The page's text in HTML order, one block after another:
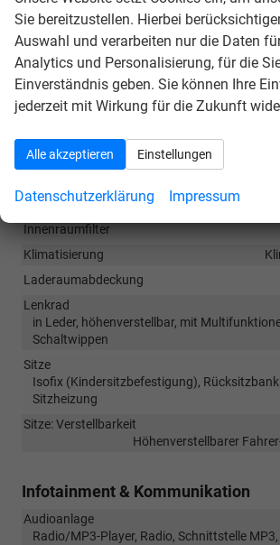
Autoist jedoch eineNavigationüber
Smartphone-Apps (z.B. Google
Karten) über den
Fahrzeugbildschirm
Armlehnen
Fensterheber
Innenraumfilter
Klimatisierung
Laderaumabdeckung
Lenkrad
in Leder, höhenverstellbar, mit
Schaltwippen
Sitze
Isofix (Kindersitzbefestigung),
Sitzheizung
Sitze: Verstellbarkeit
Höhenverstellbarer
Infotainment & Kommunikation
Audioanlage
Radio/MP3-Player, Radio, Schnittstelle
Sie bereitzustellen. Hierbei
Auswahl und verarbeiten nur die Daten
Analytics und Personalisierung, für die
Einverständnis geben. Sie können Ihre
jederzeit mit Wirkung für die Zukunft
Alle akzeptieren Einstellungen
Datenschutzerklärung Impressum